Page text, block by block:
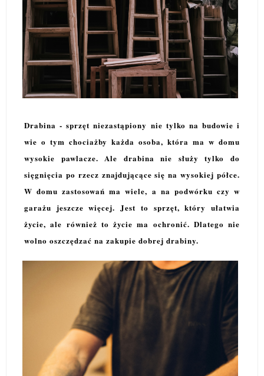
Drabina - sprzęt niezastąpiony nie tylko na budowie i
wie o tym chociażby każda osoba, która ma w domu
wysokie pawlacze. Ale drabina nie służy tylko do
sięgnięcia po rzecz znajdującące się na wysokiej półce.
W domu zastosowań ma wiele, a na podwórku czy w
garażu jeszcze więcej. Jest to sprzęt, który ułatwia
życie, ale również to życie ma ochronić. Dlatego nie
wolno oszczędzać na zakupie dobrej drabiny.